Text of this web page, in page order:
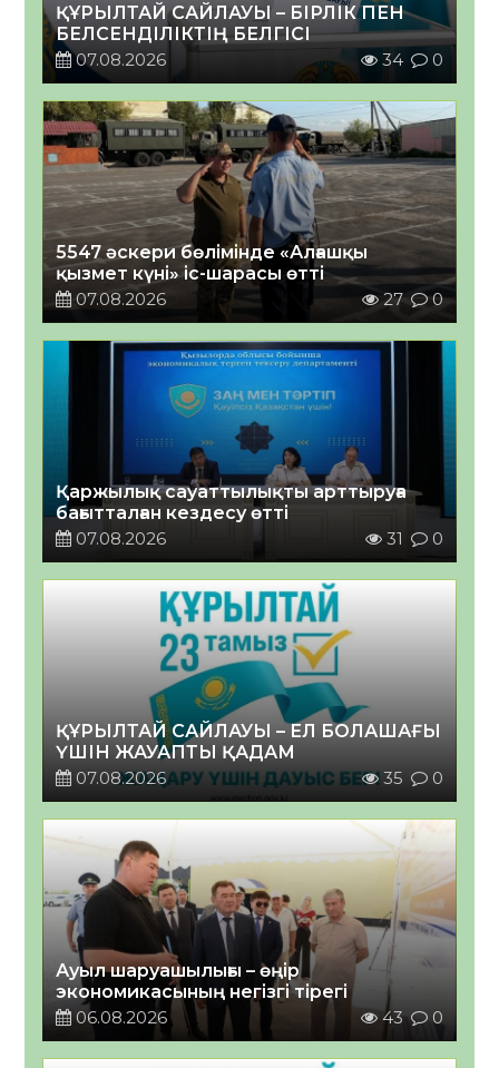
ҚҰРЫЛТАЙ САЙЛАУЫ – БІРЛІК ПЕН
БЕЛСЕНДІЛІКТІҢ БЕЛГІСІ
07.08.2026
34 0
5547 әскери бөлімінде «Алғашқы
қызмет күні» іс-шарасы өтті
07.08.2026
27 0
Қаржылық сауаттылықты арттыруға
бағытталған кездесу өтті
07.08.2026
31 0
ҚҰРЫЛТАЙ САЙЛАУЫ – ЕЛ БОЛАШАҒЫ
ҮШІН ЖАУАПТЫ ҚАДАМ
07.08.2026
35 0
Ауыл шаруашылығы – өңір
экономикасының негізгі тірегі
06.08.2026
43 0